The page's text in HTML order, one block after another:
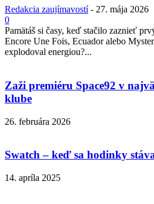
Redakcia zaujímavostí - 27. mája 2026
0
Pamätáš si časy, keď stačilo zaznieť
Encore Une Fois, Ecuador alebo
explodoval energiou?...
Zaži premiéru Space92 v
klube
26. februára 2026
Swatch – keď sa hodinky
14. apríla 2025